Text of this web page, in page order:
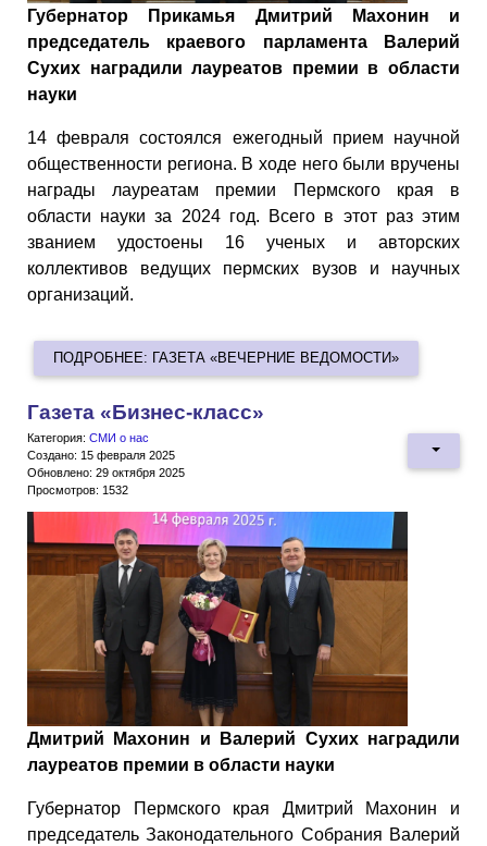
Губернатор Прикамья Дмитрий Махонин и
председатель краевого парламента Валерий
Сухих наградили лауреатов премии в области
науки
14 февраля состоялся ежегодный прием научной
общественности региона. В ходе него были вручены
награды лауреатам премии Пермского края в
области науки за 2024 год. Всего в этот раз этим
званием удостоены 16 ученых и авторских
коллективов ведущих пермских вузов и научных
организаций.
ПОДРОБНЕЕ: ГАЗЕТА «ВЕЧЕРНИЕ ВЕДОМОСТИ»
Газета «Бизнес-класс»
Категория: СМИ о нас
Создано: 15 февраля 2025
Обновлено: 29 октября 2025
Просмотров: 1532
Дмитрий Махонин и Валерий Сухих наградили
лауреатов премии в области науки
Губернатор Пермского края Дмитрий Махонин и
председатель Законодательного Собрания Валерий